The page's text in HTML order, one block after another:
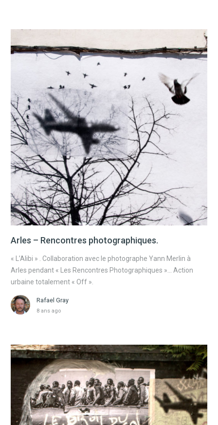
Arles – Rencontres photographiques.
« L’Alibi » . Collaboration avec le photographe Yann Merlin à
Arles pendant « Les Rencontres Photographiques »… Action
urbaine totalement « Off ».
Rafael Gray
8 ans ago